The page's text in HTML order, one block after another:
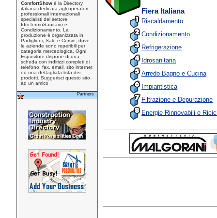
ComfortShow è la Directory
italiana dedicata agli operatori
professionali internazionali
specialisti del settore
IdroTermoSanitario e
Condizionamento. La
produzione è organizzata in
Padiglioni, Sale e Corsie, dove
le aziende sono reperibili per
categoria merceologica. Ogni
Espositore dispone di una
scheda con indirizzi completi di
telefono, fax, email, sito internet
ed una dettagliata lista dei
prodotti. Suggerisci questo sito
ad un amico
Partners
Fiera Italiana
Riscaldamento
Condizionamento
Refrigerazione
Idrosanitaria
Arredo Bagno e Cucina
Impiantistica
Filtrazione e Depurazione
Energie Rinnovabili e